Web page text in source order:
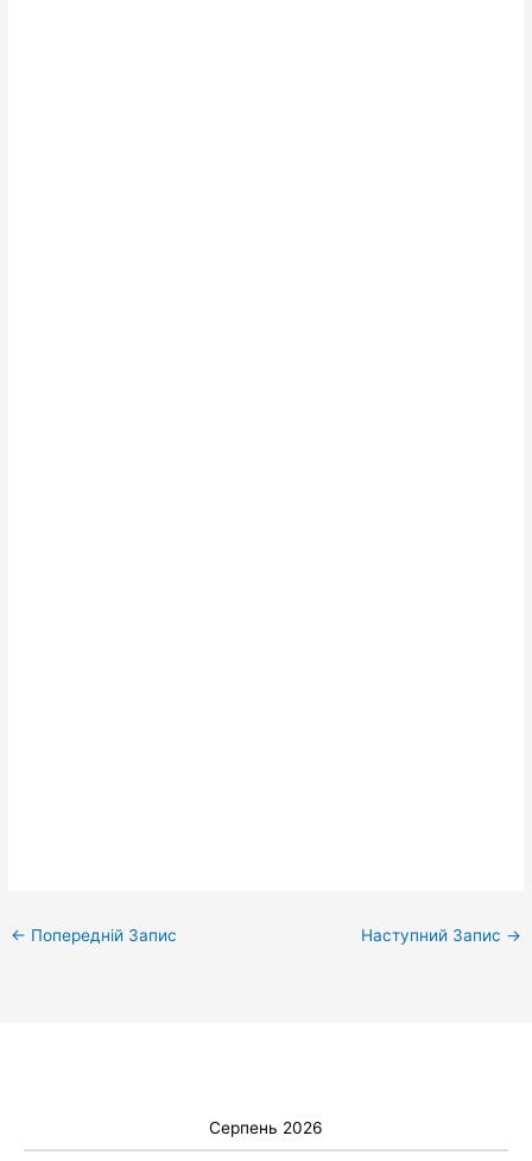
← Попередній Запис Наступний Запис →
Серпень 2026